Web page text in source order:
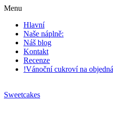
Menu
Hlavní
Naše náplně:
Náš blog
Kontakt
Recenze
!Vánoční cukroví na
Sweetcakes